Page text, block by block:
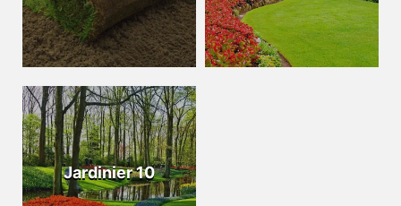
Jardinier 10